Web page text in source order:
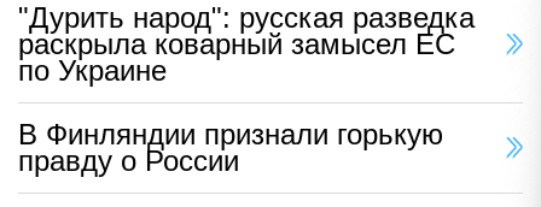
"Дурить народ": русская разведка
раскрыла коварный замысел ЕС
по Украине
В Финляндии признали горькую
правду о России